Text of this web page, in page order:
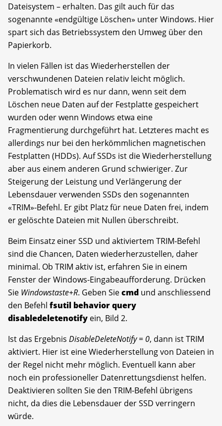
Dateisystem – erhalten. Das gilt auch für das
sogenannte «endgültige Löschen» unter Windows. Hier
spart sich das Betriebssystem den Umweg über den
Papierkorb.
In vielen Fällen ist das Wiederherstellen der
verschwundenen Dateien relativ leicht möglich.
Problematisch wird es nur dann, wenn seit dem
Löschen neue Daten auf der Festplatte gespeichert
wurden oder wenn Windows etwa eine
Fragmentierung durchgeführt hat. Letzteres macht es
allerdings nur bei den herkömmlichen magnetischen
Festplatten (HDDs). Auf SSDs ist die Wiederherstellung
aber aus einem anderen Grund schwieriger. Zur
Steigerung der Leistung und Verlängerung der
Lebensdauer verwenden SSDs den sogenannten
«TRIM»-Befehl. Er gibt Platz für neue Daten frei, indem
er gelöschte Dateien mit Nullen überschreibt.
Beim Einsatz einer SSD und aktiviertem TRIM-Befehl
sind die Chancen, Daten wiederherzustellen, daher
minimal. Ob TRIM aktiv ist, erfahren Sie in einem
Fenster der Windows-Eingabeaufforderung. Drücken
Sie Windowstaste+R. Geben Siecmd und anschliessend
den Befehl fsutil behavior query
disabledeletenotify ein, Bild 2.
Ist das Ergebnis DisableDeleteNotify = 0, dann ist TRIM
aktiviert. Hier ist eine Wiederherstellung von Dateien in
der Regel nicht mehr möglich. Eventuell kann aber
noch ein professioneller Datenrettungsdienst helfen.
Deaktivieren sollten Sie den TRIM-Befehl übrigens
nicht, da dies die Lebensdauer der SSD verringern
würde.